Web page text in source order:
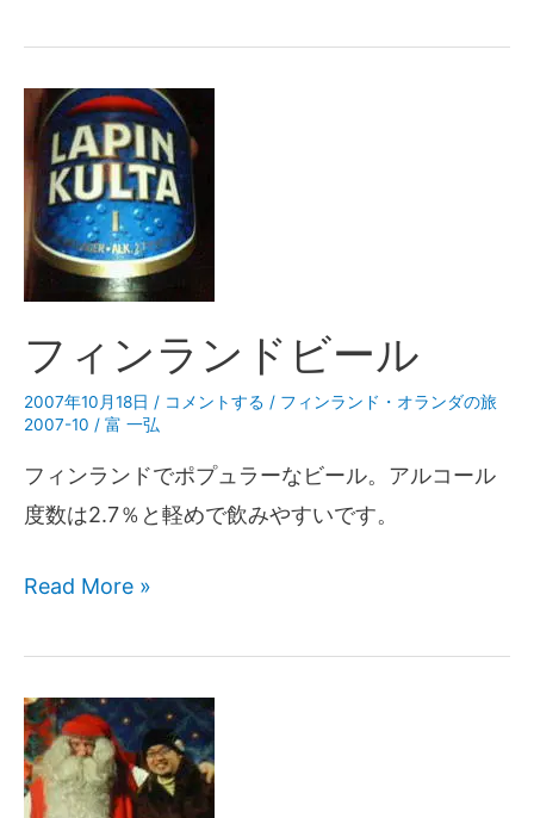
フィンランドビール
2007年10月18日 / コメントする / フィンランド・オランダの旅
2007-10 / 富 一弘
フィンランドでポプュラーなビール。アルコール
度数は2.7％と軽めで飲みやすいです。
Read More »